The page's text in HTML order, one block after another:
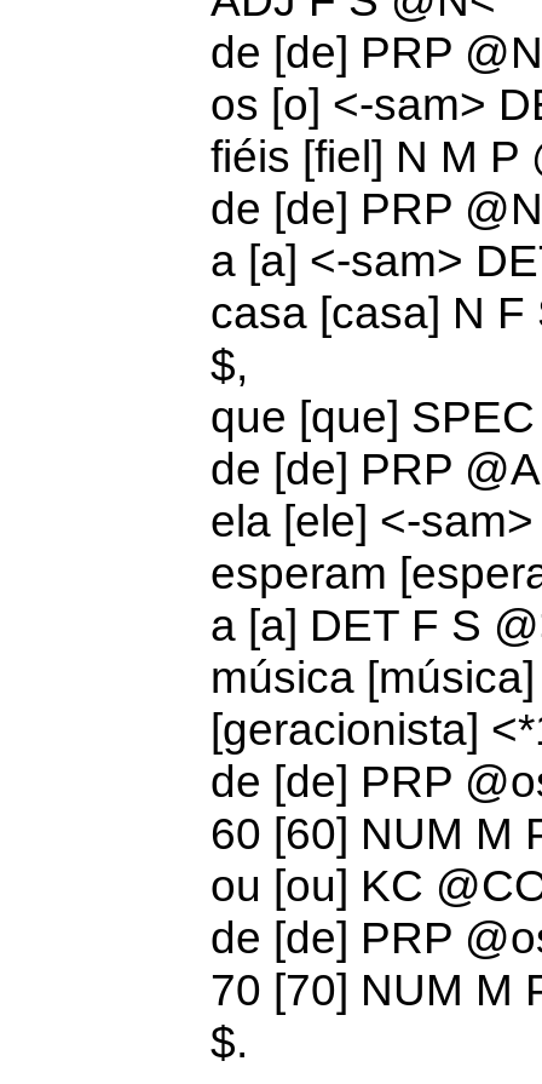
de [de] PRP
os [o] <-sam>
fiéis [fiel] N M P
de [de] PRP
a [a] <-sam>
casa [casa] N F
$,
que [que]
de [de] PRP
ela [ele] <-
esperam
a [a] DET F S
música
[geracionista]
de [de] PRP @
60 [60] NUM M
ou [ou] KC
de [de] PRP @
70 [70] NUM M
$.